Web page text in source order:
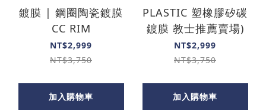
鍍膜 | 鋼圈陶瓷鍍膜
CC RIM
NT$2,999
NT$3,750
加入購物車
PLASTIC 塑橡膠矽碳
鍍膜 教士推薦賣場)
NT$2,999
NT$3,750
加入購物車